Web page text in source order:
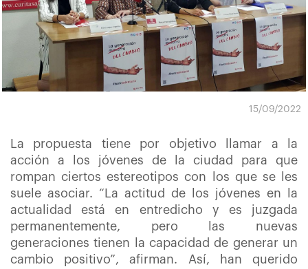
15/09/2022
La propuesta tiene por objetivo llamar a la
acción a los jóvenes de la ciudad para que
rompan ciertos estereotipos con los que se les
suele asociar. “La actitud de los jóvenes en la
actualidad está en entredicho y es juzgada
permanentemente, pero las nuevas
generaciones tienen la capacidad de generar un
cambio positivo”, afirman. Así, han querido